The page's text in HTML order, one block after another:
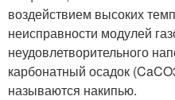
воздействием высоких
неисправности модулей
неудовлетворительного
карбонатный осадок
называются накипью.